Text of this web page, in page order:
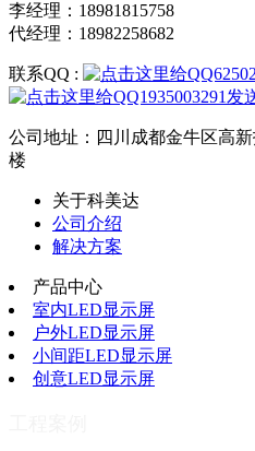
李经理：18981815758
代经理：18982258682
联系QQ :
公司地址：四川成都金牛区高
楼
关于科美达
公司介绍
解决方案
产品中心
室内LED显示屏
户外LED显示屏
小间距LED显示屏
创意LED显示屏